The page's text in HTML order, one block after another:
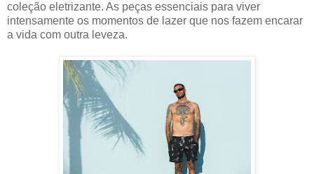
coleção eletrizante. As peças essenciais para viver
intensamente os momentos de lazer que nos fazem encarar
a vida com outra leveza.